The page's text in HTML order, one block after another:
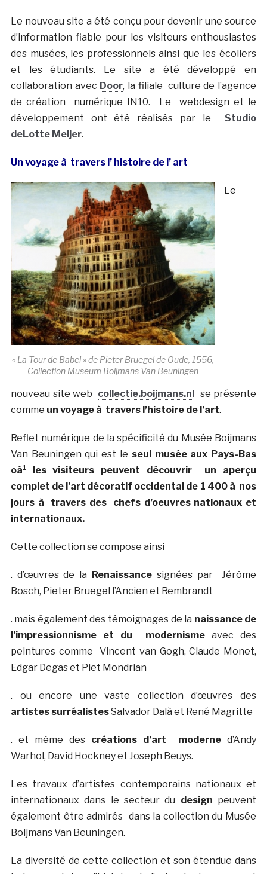
Le nouveau site a été conçu pour devenir une source
d’information fiable pour les visiteurs enthousiastes
des musées, les professionnels ainsi que les écoliers
et les étudiants. Le site a été développé en
collaboration avec Door, la filiale culture de l’agence
de création numérique IN10. Le webdesign et le
développement ont été réalisés par leStudio
deLotte Meijer.
Un voyage à travers l’ histoire de l’ art
« La Tour de Babel » de Pieter Bruegel de Oude, 1556,
Collection Museum Boijmans Van Beuningen
Le
nouveau site web collectie.boijmans.nl
se présente
comme un voyage à travers l’histoire de l’art.
Reflet numérique de la spécificité du Musée Boijmans
Van Beuningen qui est le seul musée aux Pays-Bas
oà¹ les visiteurs peuvent découvrir un aperçu
complet de l’art décoratif occidental de 1 400 à nos
jours à travers des chefs d’oeuvres nationaux et
internationaux.
Cette collection se compose ainsi
. d’œuvres de la Renaissance signées par Jérôme
Bosch, Pieter Bruegel l’Ancien et Rembrandt
. mais également des témoignages de la naissance de
l’impressionnisme et du modernisme avec des
peintures comme Vincent van Gogh, Claude Monet,
Edgar Degas et Piet Mondrian
. ou encore une vaste collection d’œuvres des
artistes surréalistesSalvador Dalà­ et René Magritte
. et même des créations d’art moderne d’Andy
Warhol, David Hockney et Joseph Beuys.
Les travaux d’artistes contemporains nationaux et
internationaux dans le secteur du design peuvent
également être admirés dans la collection du Musée
Boijmans Van Beuningen.
La diversité de cette collection et son étendue dans